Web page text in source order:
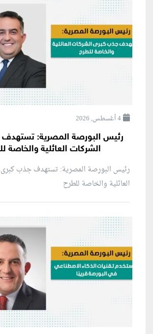
4 أغسطس, 2026
رئيس البورصة المصرية:
الشركات العائلية والخاصة
رئيس البورصة المصرية: تستهدف جذب كبرى
العائلية والخاصة للطرح